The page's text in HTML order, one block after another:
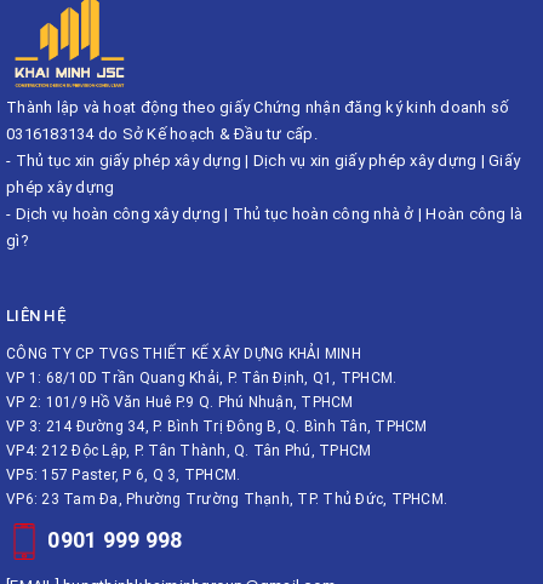
Thành lập và hoạt động theo giấy Chứng nhận đăng ký kinh doanh số
0316183134 do Sở Kế hoạch & Đầu tư cấp.
- Thủ tục xin giấy phép xây dựng | Dịch vụ xin giấy phép xây dựng | Giấy
phép xây dựng
- Dịch vụ hoàn công xây dựng | Thủ tục hoàn công nhà ở |Hoàn công là
gì?
LIÊN HỆ
CÔNG TY CP TVGS THIẾT KẾ XÂY DỰNG KHẢI MINH
VP 1: 68/10D Trần Quang Khải, P. Tân Định, Q1, TPHCM.
VP 2: 101/9 Hồ Văn Huê P.9 Q. Phú Nhuận, TPHCM
VP 3: 214 Đường 34, P. Bình Trị Đông B, Q. Bình Tân, TPHCM
VP4: 212 Độc Lập, P. Tân Thành, Q. Tân Phú, TPHCM
VP5: 157 Paster, P 6, Q 3, TPHCM.
VP6: 23 Tam Đa, Phường Trường Thạnh, TP. Thủ Đức, TPHCM.
0901 999 998